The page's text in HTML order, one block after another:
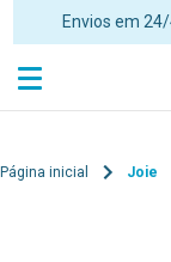
Portes grátis
Página inicial Joie